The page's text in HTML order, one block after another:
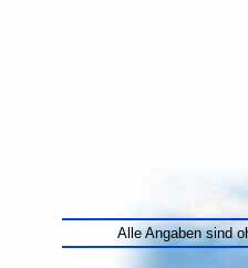
Alle Angaben sind